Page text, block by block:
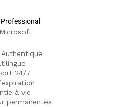
Microsoft
24/7
à vie
permanentes